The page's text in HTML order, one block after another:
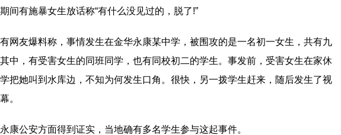
间有施暴女生放话称“有什么没见过的，脱了!”
网友爆料称，事情发生在金华永康某中学，被围攻的是一名初一女生，共有九
中，有受害女生的同班同学，也有同校初二的学生。事发前，受害女生在家休
把她叫到水库边，不知为何发生口角。很快，另一拨学生赶来，随后发生了视
。
康公安方面得到证实，当地确有多名学生参与这起事件。